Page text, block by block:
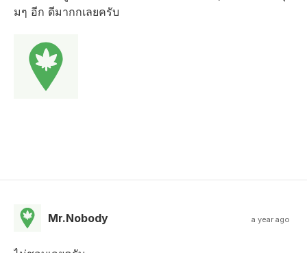
มๆ อีก ดีมากกเลยครับ
Mr.Nobody a year ago